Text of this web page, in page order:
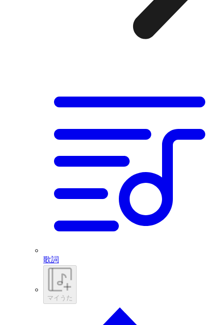
歌詞
マイうた